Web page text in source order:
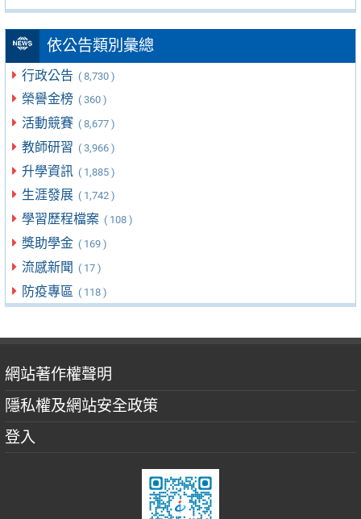
依公告類別彙總
行政公告 ( 8,730 )
榮譽金榜 ( 360 )
活動競賽 ( 8,677 )
教師研習 ( 3,966 )
升學資訊 ( 1,885 )
生涯發展 ( 1,742 )
學習歷程檔案 ( 108 )
獎助學金 ( 169 )
流感新聞 ( 17 )
防疫專區 ( 118 )
網站著作權聲明
隱私權及網站安全政策
登入